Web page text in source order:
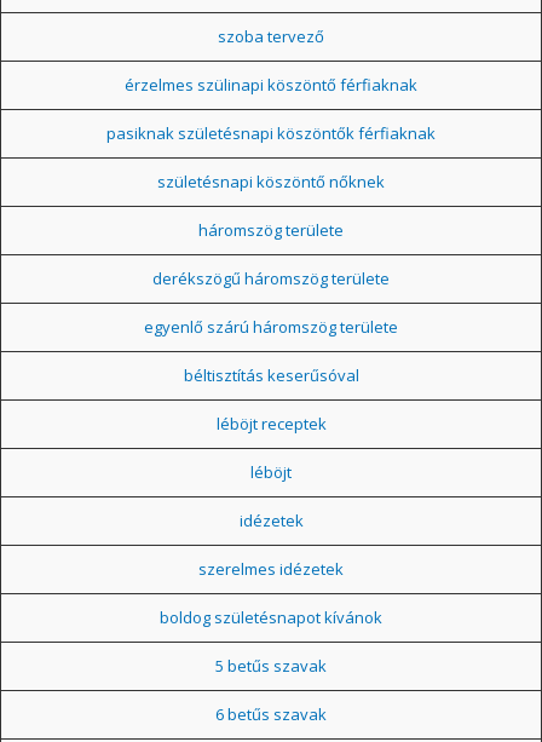
szoba tervező
érzelmes szülinapi köszöntő férfiaknak
pasiknak születésnapi köszöntők férfiaknak
születésnapi köszöntő nőknek
háromszög területe
derékszögű háromszög területe
egyenlő szárú háromszög területe
béltisztítás keserűsóval
léböjt receptek
léböjt
idézetek
szerelmes idézetek
boldog születésnapot kívánok
5 betűs szavak
6 betűs szavak